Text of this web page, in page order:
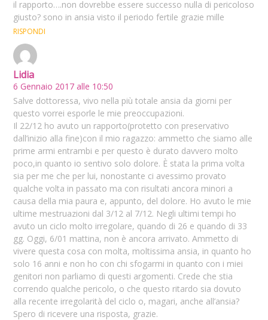
il rapporto….non dovrebbe essere successo nulla di pericoloso
giusto? sono in ansia visto il periodo fertile grazie mille
RISPONDI
Lidia
6 Gennaio 2017 alle 10:50
Salve dottoressa, vivo nella più totale ansia da giorni per
questo vorrei esporle le mie preoccupazioni.
Il 22/12 ho avuto un rapporto(protetto con preservativo
dall’inizio alla fine)con il mio ragazzo: ammetto che siamo alle
prime armi entrambi e per questo è durato davvero molto
poco,in quanto io sentivo solo dolore. È stata la prima volta
sia per me che per lui, nonostante ci avessimo provato
qualche volta in passato ma con risultati ancora minori a
causa della mia paura e, appunto, del dolore. Ho avuto le mie
ultime mestruazioni dal 3/12 al 7/12. Negli ultimi tempi ho
avuto un ciclo molto irregolare, quando di 26 e quando di 33
gg. Oggi, 6/01 mattina, non è ancora arrivato. Ammetto di
vivere questa cosa con molta, moltissima ansia, in quanto ho
solo 16 anni e non ho con chi sfogarmi in quanto con i miei
genitori non parliamo di questi argomenti. Crede che stia
correndo qualche pericolo, o che questo ritardo sia dovuto
alla recente irregolarità del ciclo o, magari, anche all’ansia?
Spero di ricevere una risposta, grazie.